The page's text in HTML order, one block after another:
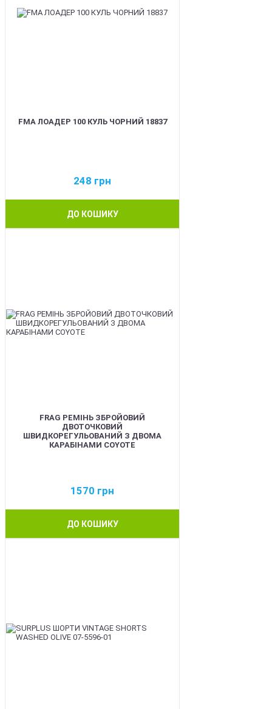
FMA ЛОАДЕР 100 КУЛЬ ЧОРНИЙ 18837
248 грн
ДО КОШИКУ
FRAG РЕМІНЬ ЗБРОЙОВИЙ
ДВОТОЧКОВИЙ
ШВИДКОРЕГУЛЬОВАНИЙ З ДВОМА
КАРАБІНАМИ COYOTE
1570 грн
ДО КОШИКУ